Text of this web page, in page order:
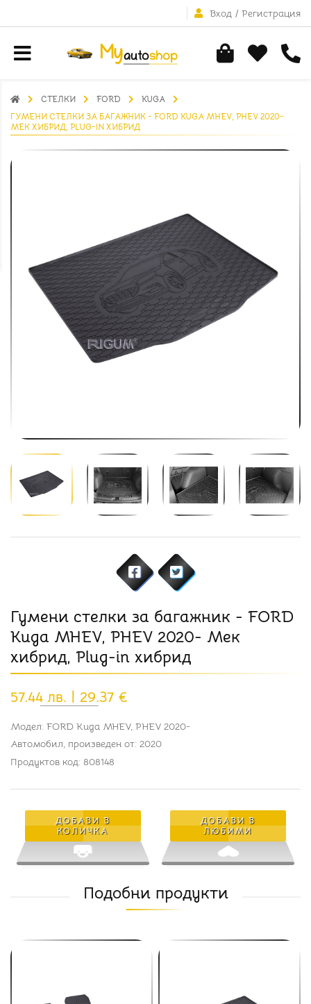
Вход / Регистрация
СТЕЛКИ FORD
KUGA
ГУМЕНИ СТЕЛКИ ЗА БАГАЖНИК - FORD KUGA MHEV, PHEV 2020-
МЕК ХИБРИД, PLUG-IN ХИБРИД
Гумени стелки за багажник - FORD
Kuga MHEV, PHEV 2020- Мек
хибрид, Plug-in хибрид
57.44 лв. | 29.37 €
Модел: FORD Kuga MHEV, PHEV 2020-
Автомобил, произведен от: 2020
Продуктов код: 808148
ДОБАВИ В
КОЛИЧКА
ДОБАВИ В
ЛЮБИМИ
Подобни продукти